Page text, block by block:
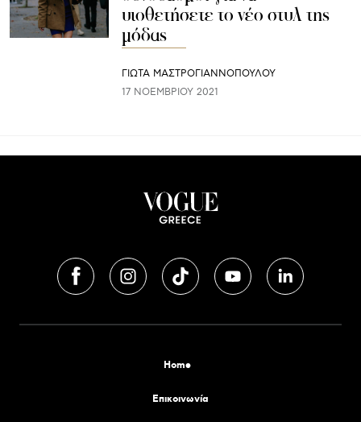
υιοθετήσετε το νέο στυλ της
μόδας
ΓΙΩΤΑ ΜΑΣΤΡΟΓΙΑΝΝΟΠΟΥΛΟΥ
17 ΝΟΕΜΒΡΊΟΥ 2021
Home
Επικοινωνία